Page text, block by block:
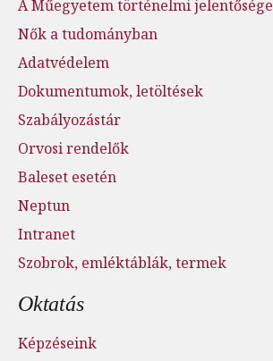
A Műegyetem történelmi jelentősége
Nők a tudományban
Adatvédelem
Dokumentumok, letöltések
Szabályozástár
Orvosi rendelők
Baleset esetén
Neptun
Intranet
Szobrok, emléktáblák, termek
Oktatás
Képzéseink